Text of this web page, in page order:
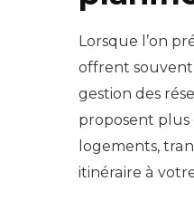
Lorsque l’on
offrent
gestion des
proposent plus
logements,
itinéraire à